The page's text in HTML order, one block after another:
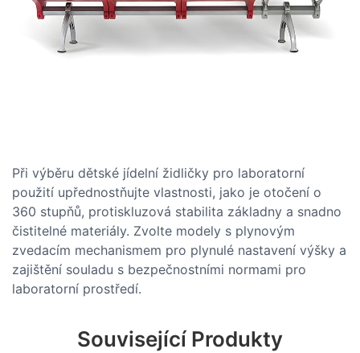
Při výběru dětské jídelní židličky pro laboratorní
použití upřednostňujte vlastnosti, jako je otočení o
360 stupňů, protiskluzová stabilita základny a snadno
čistitelné materiály. Zvolte modely s plynovým
zvedacím mechanismem pro plynulé nastavení výšky a
zajištění souladu s bezpečnostními normami pro
laboratorní prostředí.
Související Produkty